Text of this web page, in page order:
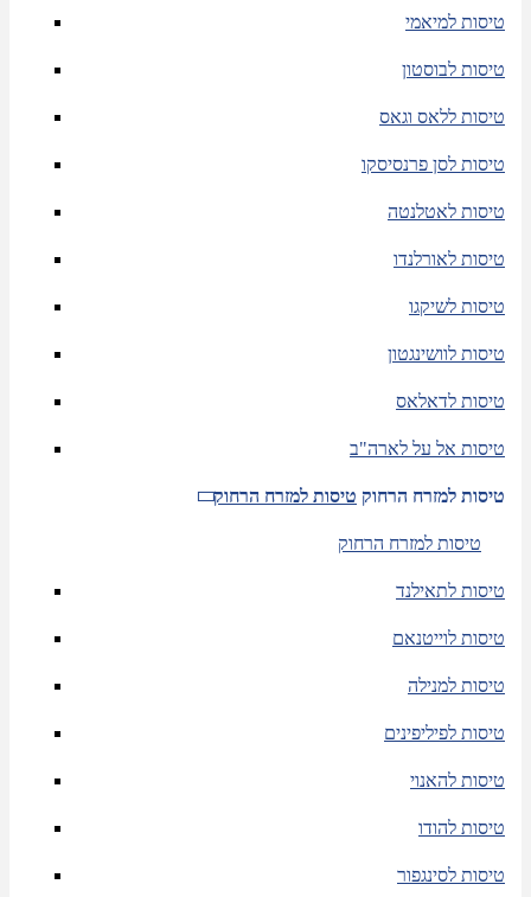
טיסות למיאמי
טיסות לבוסטון
טיסות ללאס וגאס
טיסות לסן פרנסיסקו
טיסות לאטלנטה
טיסות לאורלנדו
טיסות לשיקגו
טיסות לוושינגטון
טיסות לדאלאס
טיסות אל על לארה"ב
טיסות למזרח הרחוק טיסות למזרח הרחוק
טיסות למזרח הרחוק
טיסות לתאילנד
טיסות לוייטנאם
טיסות למנילה
טיסות לפיליפינים
טיסות להאנוי
טיסות להודו
טיסות לסינגפור